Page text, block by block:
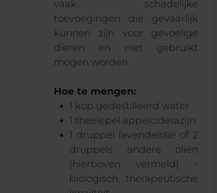
vaak schadelijke
toevoegingen die gevaarlijk
kunnen zijn voor gevoelige
dieren en niet gebruikt
mogen worden.
Hoe te mengen:
1 kop gedestilleerd water
1 theelepel appelciderazijn
1 druppel lavendelolie of 2
druppels andere oliën
(hierboven vermeld) -
biologisch, therapeutische